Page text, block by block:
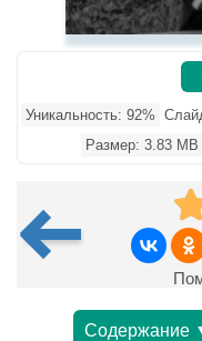
Уникальность: 92%
Размер: 3.83 MB
Содержание